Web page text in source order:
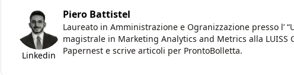
Linkedin
Piero Battistel
Laureato in Amministrazione e Ogranizzazione presso l’
magistrale in Marketing Analytics and Metrics alla LUISS
Papernest e scrive articoli per ProntoBolletta.